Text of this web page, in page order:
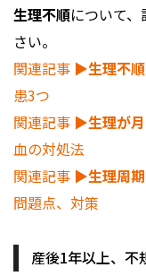
生理不順について
さい。
関連記事 ▶︎生理不順
患3つ
関連記事 ▶︎生理が月
血の対処法
関連記事 ▶︎生理周期
問題点、対策
産後1年以上、不